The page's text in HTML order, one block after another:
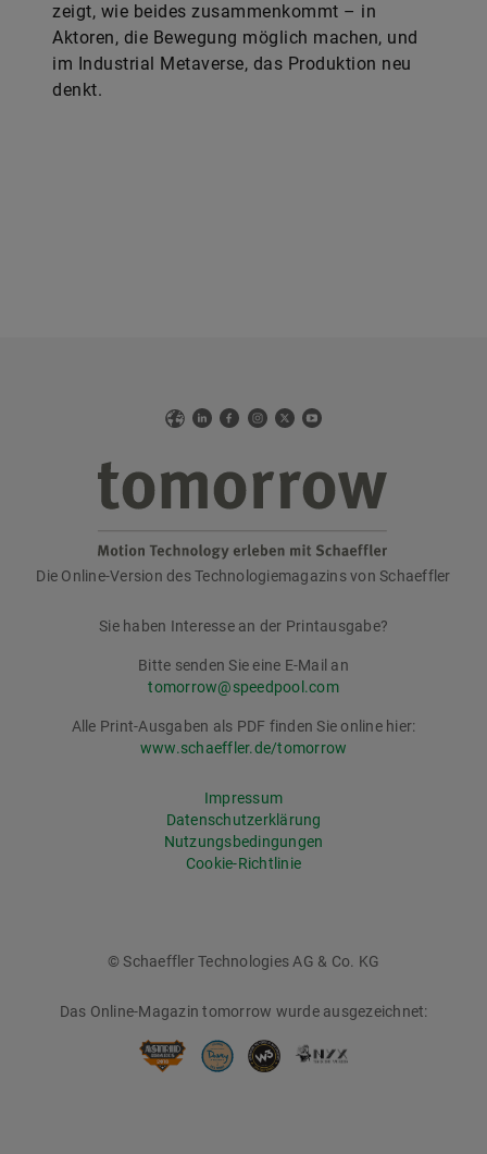
zeigt, wie beides zusammenkommt – in
Aktoren, die Bewegung möglich machen, und
im Industrial Metaverse, das Produktion neu
denkt.
WebLinkedIn
Facebook
Instagram
X YouTube
tomorrow
Die Online-Version des Technologiemagazins von Schaeffler
Sie haben Interesse an der Printausgabe?
Bitte senden Sie eine E-Mail an
tomorrow@speedpool.com
Alle Print-Ausgaben als PDF finden Sie online hier:
www.schaeffler.de/tomorrow
Impressum
Datenschutzerklärung
Nutzungsbedingungen
Cookie-Richtlinie
© Schaeffler Technologies AG & Co. KG
Das Online-Magazin tomorrow wurde ausgezeichnet: